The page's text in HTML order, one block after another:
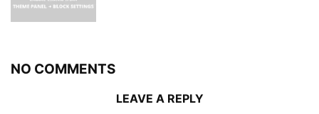
NO COMMENTS
LEAVE A REPLY